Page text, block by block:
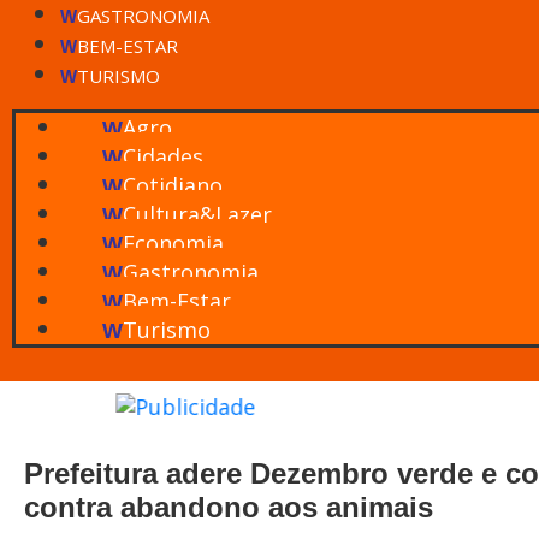
WGASTRONOMIA
WBEM-ESTAR
WTURISMO
WAgro
WCidades
WCotidiano
WCultura&Lazer
WEconomia
WGastronomia
WBem-Estar
WTurismo
Prefeitura adere Dezembro verde e
contra abandono aos animais